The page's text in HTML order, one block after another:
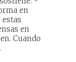
en
en
Cuando